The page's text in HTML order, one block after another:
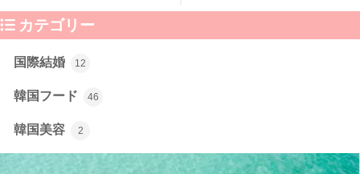
カテゴリー
国際結婚 12
韓国フード 46
韓国美容 2